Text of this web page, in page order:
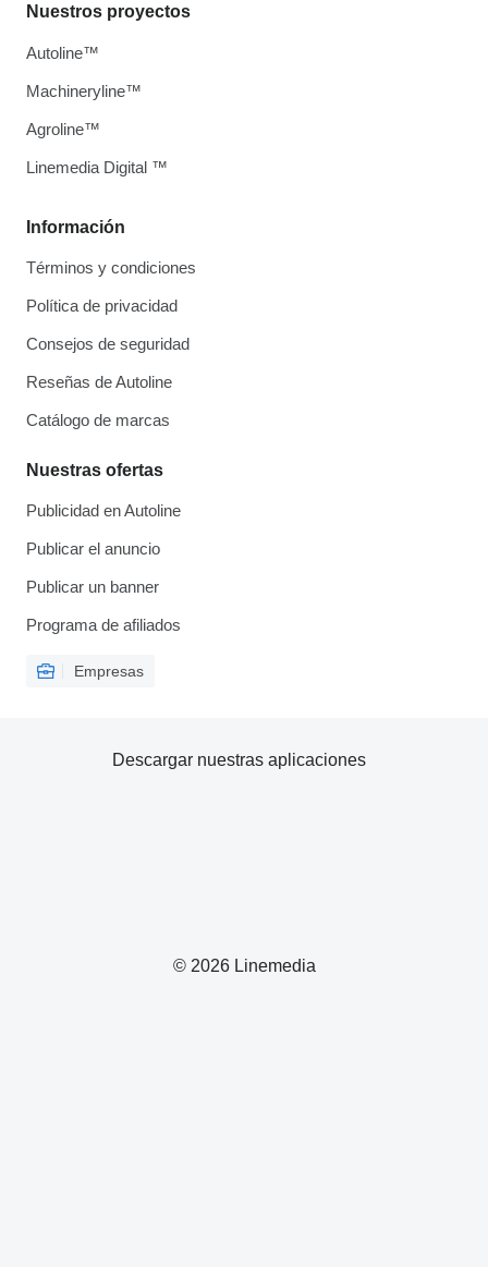
Información
Términos y condiciones
Política de privacidad
Consejos de seguridad
Reseñas de Autoline
Catálogo de marcas
Nuestras ofertas
Publicidad en Autoline
Publicar el anuncio
Publicar un banner
Programa de afiliados
Empresas
Nuestros proyectos
Autoline™
Machineryline™
Agroline™
Linemedia Digital ™
© 2026 Linemedia
Descargar nuestras aplicaciones